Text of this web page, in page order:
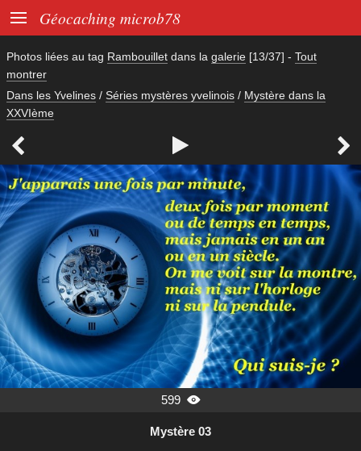
 Géocaching microb78
Photos liées au tag Rambouillet dans la galerie [13/37] - Tout
montrer
Dans les Yvelines / Séries mystères yvelinois / Mystère dans la
XXVIème
  
599 
Mystère 03